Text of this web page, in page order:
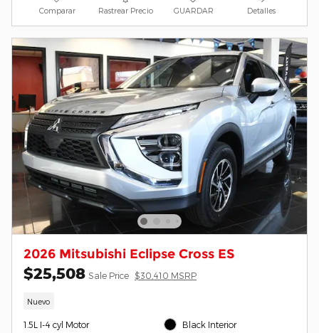
Comparar Rastrear Precio GUARDAR Detalles
2026 Mitsubishi Eclipse Cross ES
$25,508 Sale Price $30,410 MSRP
Nuevo
1.5L I-4 cyl Motor
Black Interior